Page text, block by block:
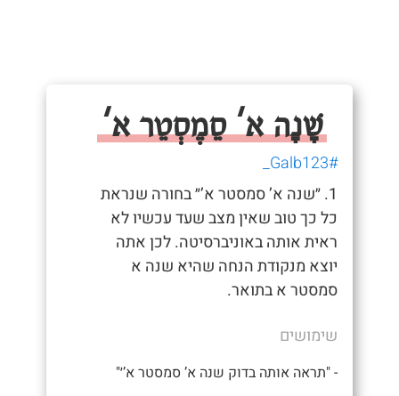
שָׁנָה א' סֵמֶסְטֵר א'
#Galb123_
1. ״שנה א’ סמסטר א’״ בחורה שנראת
כל כך טוב שאין מצב שעד עכשיו לא
ראית אותה באוניברסיטה. לכן אתה
יוצא מנקודת הנחה שהיא שנה א
סמסטר א בתואר.
שימושים
- "תראה אותה בדוק שנה א’ סמסטר א’׳"